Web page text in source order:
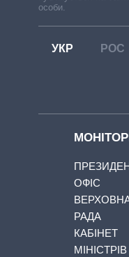
особи.
УКР РОС
ОФІС
РАДА
КАБІНЕТ
МІНІСТРІВ